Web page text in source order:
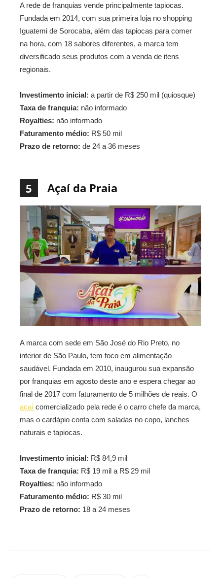
A rede de franquias vende principalmente tapiocas.
Fundada em 2014, com sua primeira loja no shopping
Iguatemi de Sorocaba, além das tapiocas para comer
na hora, com 18 sabores diferentes, a marca tem
diversificado seus produtos com a venda de itens
regionais.
Investimento inicial: a partir de R$ 250 mil (quiosque)
Taxa de franquia: não informado
Royalties: não informado
Faturamento médio: R$ 50 mil
Prazo de retorno: de 24 a 36 meses
5 Açaí da Praia
A marca com sede em São José do Rio Preto, no
interior de São Paulo, tem foco em alimentação
saudável. Fundada em 2010, inaugurou sua expansão
por franquias em agosto deste ano e espera chegar ao
final de 2017 com faturamento de 5 milhões de reais. O
açaí comercializado pela rede é o carro chefe da marca,
mas o cardápio conta com saladas no copo, lanches
naturais e tapiocas.
Investimento inicial: R$ 84,9 mil
Taxa de franquia: R$ 19 mil a R$ 29 mil
Royalties: não informado
Faturamento médio: R$ 30 mil
Prazo de retorno: 18 a 24 meses